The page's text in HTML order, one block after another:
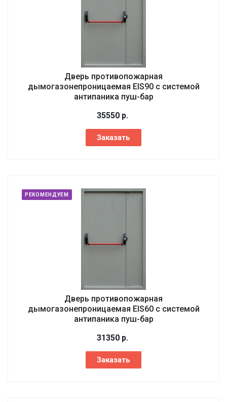
Дверь противопожарная
дымогазонепроницаемая EIS90 с системой
антипаника пуш-бар
35550 р.
Заказать
РЕКОМЕНДУЕМ
Дверь противопожарная
дымогазонепроницаемая EIS60 с системой
антипаника пуш-бар
31350 р.
Заказать